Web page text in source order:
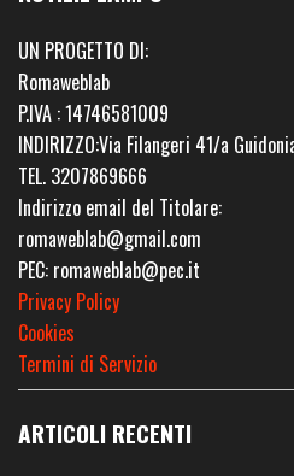
UN PROGETTO DI:
Romaweblab
P.IVA : 14746581009
INDIRIZZO:Via Filangeri 41/a
TEL. 3207869666
Indirizzo email del Titolare:
romaweblab@gmail.com
PEC: romaweblab@pec.it
Privacy Policy
Cookies
Termini di Servizio
ARTICOLI RECENTI